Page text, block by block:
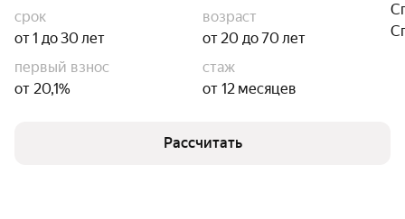
срок
от 1 до 30 лет
возраст
от 20 до 70 лет
первый взнос
от 20,1%
стаж
от 12 месяцев
Рассчитать